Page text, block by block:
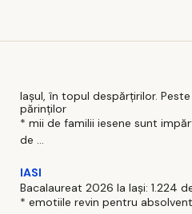
și
stațiunii
Oglinzi”-
de
Iașul, în topul despărțirilor.
părinților
* mii de familii iesene sunt
de ...
IASI
Bacalaureat 2026 la Iași: 1.224
* emotiile revin pentru